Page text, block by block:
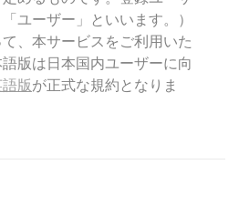
ユーザー」といいます。）
、本サービスをご利用いた
版は日本国内ユーザーに向
版が正式な規約となりま